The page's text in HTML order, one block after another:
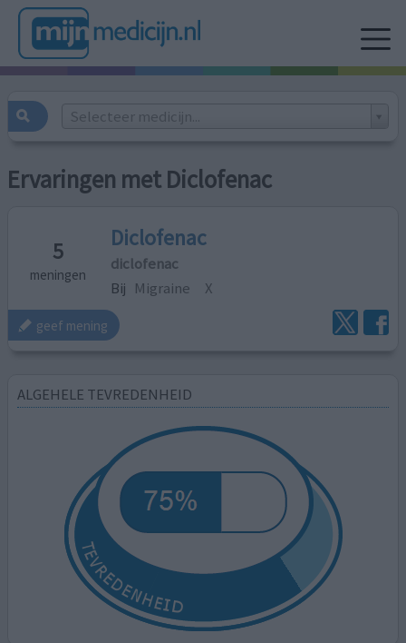
Selecteer medicijn...
Ervaringen met Diclofenac
5
meningen
Diclofenac
diclofenac
Bij Migraine X
geef mening
ALGEHELE TEVREDENHEID